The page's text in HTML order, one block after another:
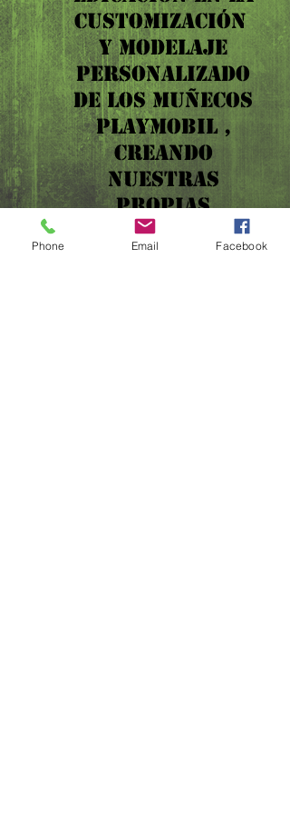
CUSTOMIZACIÓN
Y MODELAJE
PERSONALIZADO
DE LOS MUÑECOS
PLAYMOBIL ,
CREANDO
NUESTRAS
PROPIAS
COLECCIONES. ​
CON LA
Phone Email Facebook